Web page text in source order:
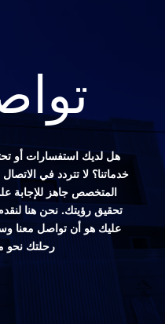
هل لديك استفسارات أو
خدماتنا؟ لا تتردد في
المتخصص جاهز للإجابة
تحقيق رؤيتك. نحن هنا
عليك هو أن تواصل معنا
رحلتك نحو